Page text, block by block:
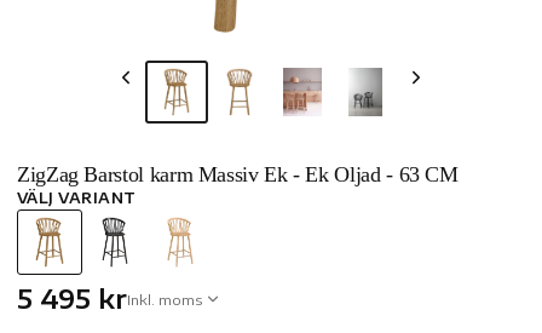
ZigZag Barstol karm Massiv Ek - Ek Oljad - 63 CM
VÄLJ VARIANT
5 495 krInkl. moms